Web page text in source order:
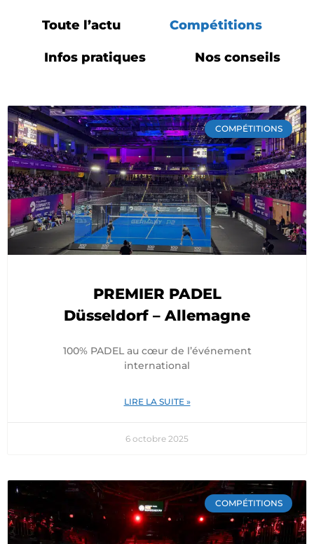
Toute l’actu Compétitions
Infos pratiques Nos conseils
COMPÉTITIONS
PREMIER PADEL
Düsseldorf – Allemagne
100% PADEL au cœur de l’événement
international
LIRE LA SUITE »
6 octobre 2025
COMPÉTITIONS